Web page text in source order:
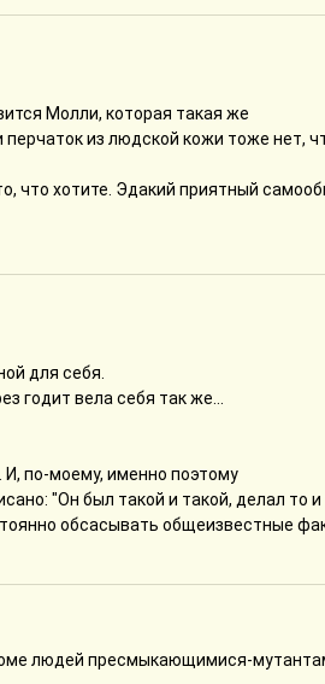
Молли, которая такая же
перчаток из людской кожи тоже нет,
что хотите. Эдакий приятный
для себя.
годит вела себя так же...
И, по-моему, именно поэтому
"Он был такой и такой, делал то и
обсасывать общеизвестные
людей пресмыкающимися-